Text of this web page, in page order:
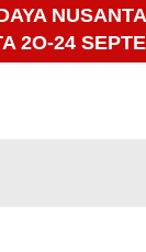
2O-24